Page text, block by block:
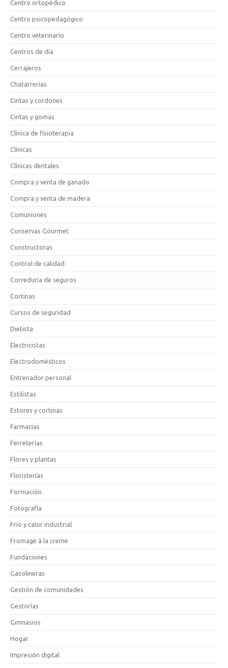
Centro ortopédico
Centro psicopedagógico
Centro veterinario
Centros de día
Cerrajeros
Chatarrerías
Cintas y cordones
Cintas y gomas
Clínica de fisioterapia
Clínicas
Clínicas dentales
Compra y venta de ganado
Compra y venta de madera
Comuniones
Conservas Gourmet
Constructoras
Control de calidad
Correduría de seguros
Cortinas
Cursos de seguridad
Dietista
Electricistas
Electrodomésticos
Entrenador personal
Estilistas
Estores y cortinas
Farmacias
Ferreterías
Flores y plantas
Floristerías
Formación
Fotografía
Frío y calor industrial
Fromage à la creme
Fundaciones
Gasolineras
Gestión de comunidades
Gestorías
Gimnasios
Hogar
Impresión digital